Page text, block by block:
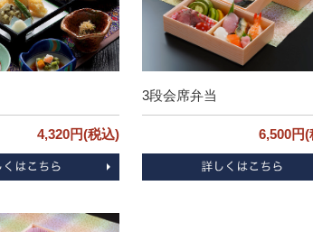
4,320円(税込)
3段会席弁当
6,500円(